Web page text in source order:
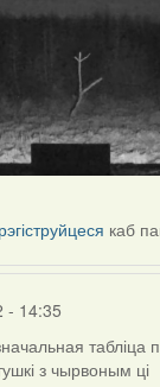
каб
- 14:35
табліца
з чырвоным ці